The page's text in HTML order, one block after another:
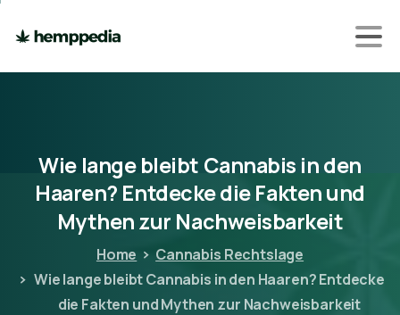
Wie lange bleibt Cannabis inden
Haaren? EntdeckedieFaktenund
Mythenzur Nachweisbarkeit
Home
Cannabis Rechtslage
Wie lange bleibt Cannabis in den Haaren? Entdecke
die Fakten und Mythen zur Nachweisbarkeit